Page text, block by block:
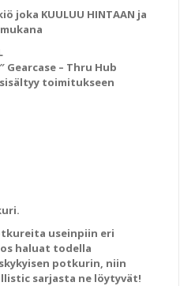
joka KUULUU HINTAAN ja
Gearcase – Thru Hub
sisältyy toimitukseen
useinpiin eri
haluat todella
potkurin, niin
sarjasta ne löytyvät!